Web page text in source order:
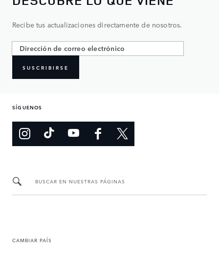
Recibe tus actualizaciones directamente de nosotros.
SUSCRIBIRSE
SÍGUENOS
BUSCAR EN NUESTRAS PÁGINAS
CAMBIAR PAÍS